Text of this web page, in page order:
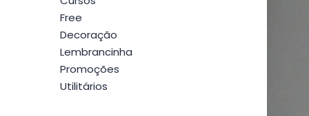
Free
Decoração
Lembrancinha
Promoções
Utilitários